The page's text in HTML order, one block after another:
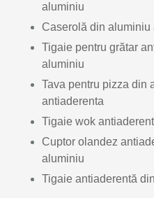
aluminiu
Caserolă din aluminiu
Tigaie pentru grătar
aluminiu
Tava pentru pizza din
antiaderenta
Tigaie wok
Cuptor olandez
aluminiu
Tigaie antiaderentă